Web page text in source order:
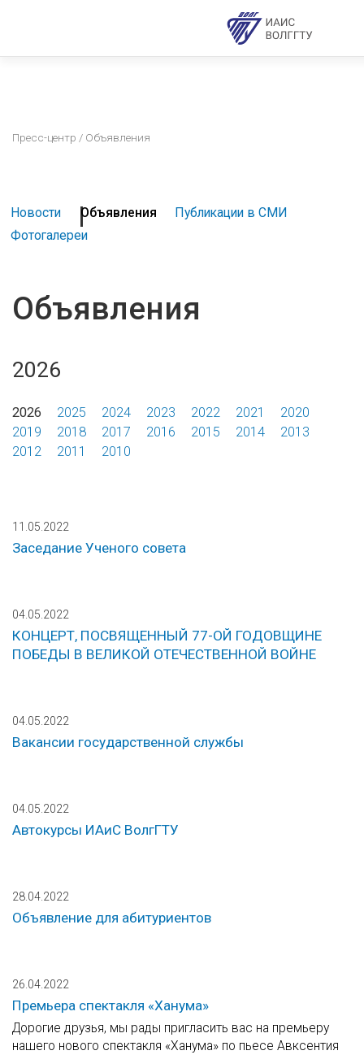
Пресс-центр / Объявления
Новости Объявления
Публикации в СМИ
Фотогалереи
Объявления
2026
2026 2025 2024 2023 2022 2021
2020
2019
2018 2017 2016 2015 2014
2013
2012
2011 2010
11.05.2022
Заседание Ученого совета
04.05.2022
КОНЦЕРТ, ПОСВЯЩЕННЫЙ 77-ОЙ ГОДОВЩИНЕ
ПОБЕДЫ В ВЕЛИКОЙ ОТЕЧЕСТВЕННОЙ ВОЙНЕ
04.05.2022
Вакансии государственной службы
04.05.2022
Автокурсы ИАиС ВолгГТУ
28.04.2022
Объявление для абитуриентов
26.04.2022
Премьера спектакля «Ханума»
Дорогие друзья, мы рады пригласить вас на премьеру
нашего нового спектакля «Ханума» по пьесе Авксентия